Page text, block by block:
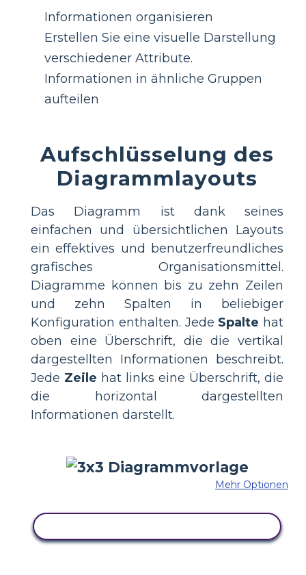
Informationen organisieren
Erstellen Sie eine visuelle Darstellung
verschiedener Attribute.
Informationen in ähnliche Gruppen
aufteilen
Aufschlüsselung des
Diagrammlayouts
Das Diagramm ist dank seines
einfachen und übersichtlichen Layouts
ein effektives und benutzerfreundliches
grafisches Organisationsmittel.
Diagramme können bis zu zehn Zeilen
und zehn Spalten in beliebiger
Konfiguration enthalten. Jede Spalte hat
oben eine Überschrift, die die vertikal
dargestellten Informationen beschreibt.
Jede Zeile hat links eine Überschrift, die
die horizontal dargestellten
Informationen darstellt.
Mehr Optionen